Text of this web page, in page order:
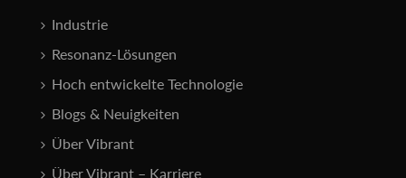
Industrie
Resonanz-Lösungen
Hoch entwickelte Technologie
Blogs & Neuigkeiten
Über Vibrant
Über Vibrant – Karriere